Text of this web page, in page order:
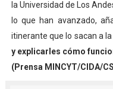
la Universidad de Los
lo que han avanzado,
itinerante que lo sacan a
y explicarles cómo
(Prensa MINCYT/CIDA/